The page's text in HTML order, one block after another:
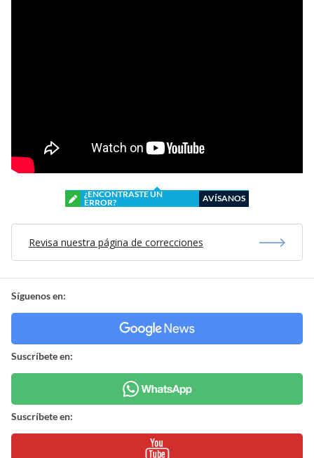
¿ENCONTRASTE UN
ERROR?
AVÍSANOS
Revisa nuestra página de correcciones
Síguenos en:
Suscríbete en:
Suscríbete en: